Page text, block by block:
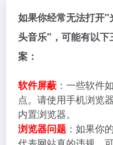
如果你经常无法打开
头音乐"，可能有以
案：
软件屏蔽 ：一些软件
点。请使用手机浏览
内置浏览器。
浏览器问题 ：如果你